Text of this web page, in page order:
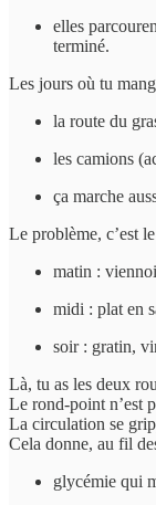
elles
terminé.
Les jours où tu
la route du
les camions
ça marche
Le problème, c’est le
matin :
midi : plat en
soir : gratin,
Là, tu as les deux
Le rond-point n’est
La circulation se
Cela donne, au fil
glycémie qui